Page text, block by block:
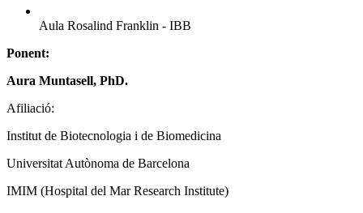
Aula Rosalind Franklin - IBB
Ponent:
Aura Muntasell, PhD.
Afiliació:
Institut de Biotecnologia i de Biomedicina
Universitat Autònoma de Barcelona
IMIM (Hospital del Mar Research Institute)